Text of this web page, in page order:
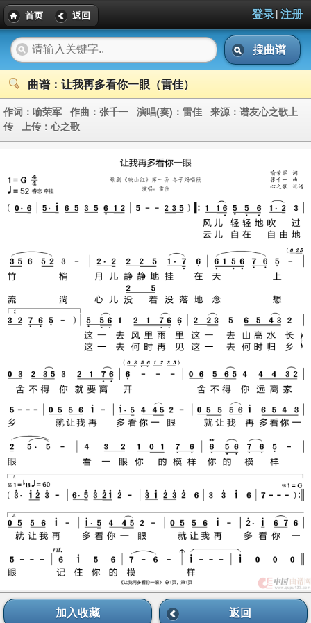
首页 返回 登录| 注册
搜曲谱
曲谱：让我再多看你一眼（雷佳）
作词： 喻荣军 作曲： 张千一 演唱(奏)： 雷佳 来源： 谱友心之歌上
传 上传： 心之歌
加入收藏 返回